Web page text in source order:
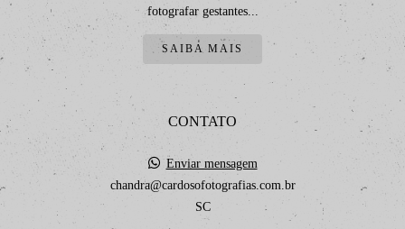
fotografar gestantes...
SAIBA MAIS
CONTATO
Enviar mensagem
chandra@cardosofotografias.com.br
SC